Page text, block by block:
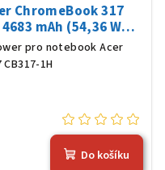
ChromeBook 317
mAh (54,36 Wh),
pro notebook Acer
1H
Do košíku